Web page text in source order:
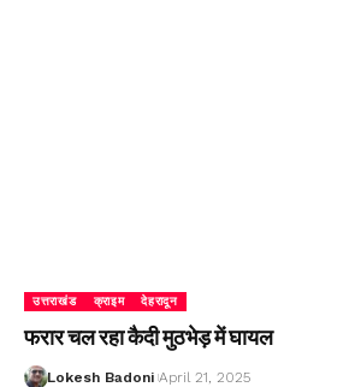
उत्तराखंड क्राइम देहरादून
फरार चल रहा कैदी मुठभेड़ में घायल
Lokesh Badoni April 21, 2025